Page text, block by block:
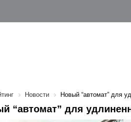
Новости Новый “автомат” для
“автомат” для